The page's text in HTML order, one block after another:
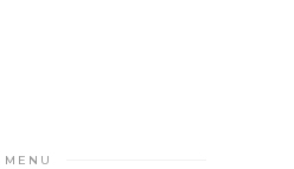
MENU